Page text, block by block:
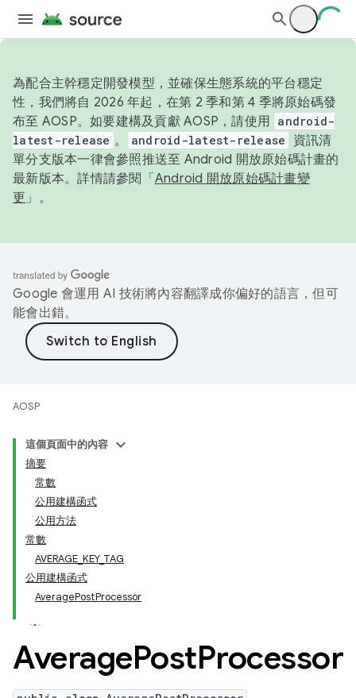
為配合主幹穩定開發模型，並確保生態系統的平台穩定
性，我們將自 2026 年起，在第 2 季和第 4 季將原始碼發
布至 AOSP。如要建構及貢獻 AOSP，請使用 android-
latest-release 。 android-latest-release
資訊清
單分支版本一律會參照推送至 Android 開放原始碼計畫的
最新版本。詳情請參閱「 Android 開放原始碼計畫變
更 」。
Google 會運用 AI 技術將內容翻譯成你偏好的語言，但可
能會出錯。
AOSP
這個頁面中的內容
摘要
常數
公用建構函式
公用方法
常數
AVERAGE_KEY_TAG
公用建構函式
AveragePostProcessor
AveragePostProcessor